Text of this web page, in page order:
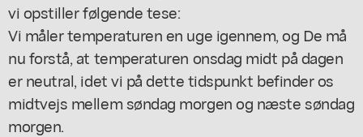
vi opstiller følgende tese:
Vi måler temperaturen en uge igennem, og De må
nu forstå, at temperaturen onsdag midt på dagen
er neutral, idet vi på dette tidspunkt befinder os
midtvejs mellem søndag morgen og næste søndag
morgen.